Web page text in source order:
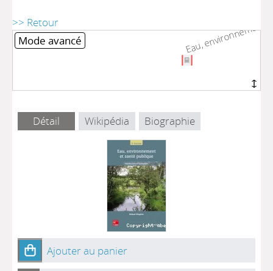
>> Retour Eau,
Eau,
Mode avancé
Détail Wikipédia Biographie
Ajouter au panier